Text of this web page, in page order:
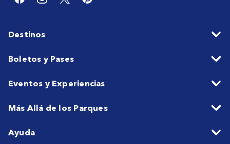
Destinos
Boletos y Pases
Eventos y Experiencias
Más Allá de los Parques
Ayuda